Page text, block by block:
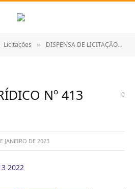
Licitações » DISPENSA DE LICITAÇÃO Nº 006/2022 (LOCAÇÃO DE IMÓVEL DESTINADO AO FUNCIONAMENTO DO CENTRO DE ATENDIMENTO ESPECIALIZADO -CAE, DA SECRETARIA MUNICIPAL DE SAÚDE, NESTE MUNICÍPIO DE CASTANHAL)
Nº 413
0
JANEIRO DE 2023
2022